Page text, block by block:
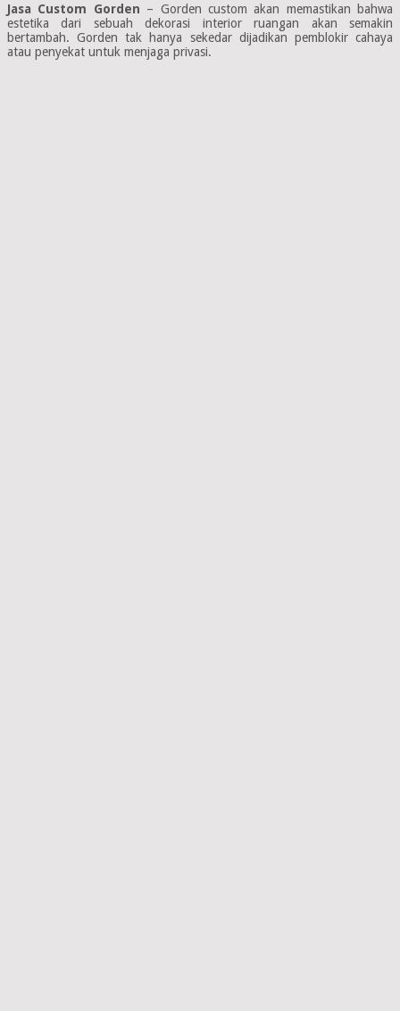
Jasa Custom Gorden – Gorden custom akan memastikan bahwa
estetika dari sebuah dekorasi interior ruangan akan semakin
bertambah. Gorden tak hanya sekedar dijadikan pemblokir cahaya
atau penyekat untuk menjaga privasi.